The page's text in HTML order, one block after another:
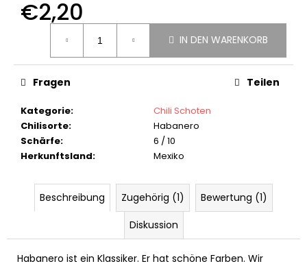
€2,20
Verkaufspreis:
IN DEN WARENKORB
Kategorie:
Chili Schoten
Chilisorte:
Habanero
Schärfe:
6 / 10
Herkunftsland: Mexiko
Fragen Teilen
Beschreibung Zugehörig (1)
Bewertung (1)
Diskussion
Habanero ist ein Klassiker. Er hat schöne Farben. Wir
n
KEYGOES:CHILI
HOTSAUCE
30
SCHLÜSSELANHÄNGER
€9,90